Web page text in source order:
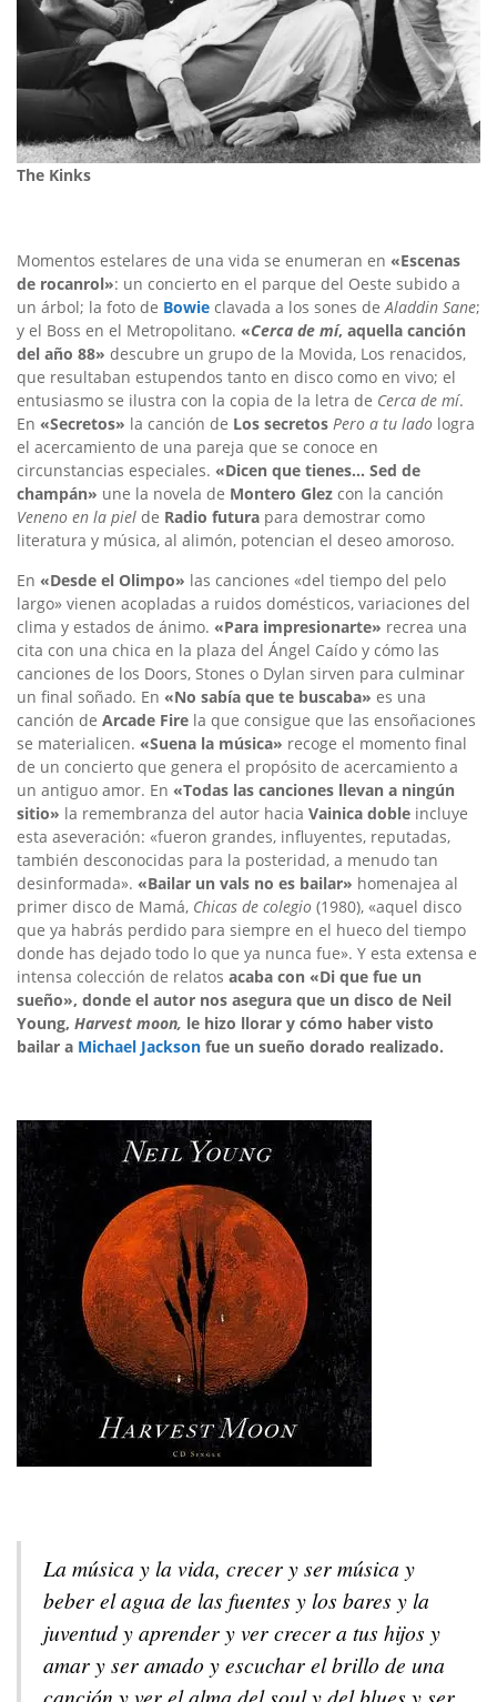
The Kinks
Momentos estelares de una vida se enumeran en «Escenas
de rocanrol»: un concierto en el parque del Oeste subido a
un árbol; la foto de Bowie clavada a los sones deAladdin Sane;
y el Boss en el Metropolitano. «Cerca de mí, aquella canción
del año 88» descubre un grupo de la Movida, Los renacidos,
que resultaban estupendos tanto en disco como en vivo; el
entusiasmo se ilustra con la copia de la letra de Cerca de mí.
En «Secretos» la canción de Los secretos Pero a tu lado logra
el acercamiento de una pareja que se conoce en
circunstancias especiales. «Dicen que tienes… Sed de
champán» une la novela de Montero Glez con la canción
Veneno en la piel de Radio futura para demostrar como
literatura y música, al alimón, potencian el deseo amoroso.
En «Desde el Olimpo» las canciones «del tiempo del pelo
largo» vienen acopladas a ruidos domésticos, variaciones del
clima y estados de ánimo. «Para impresionarte» recrea una
cita con una chica en la plaza del Ángel Caído y cómo las
canciones de los Doors, Stones o Dylan sirven para culminar
un final soñado. En «No sabía que te buscaba» es una
canción de Arcade Fire la que consigue que las ensoñaciones
se materialicen. «Suena la música» recoge el momento final
de un concierto que genera el propósito de acercamiento a
un antiguo amor. En «Todas las canciones llevan a ningún
sitio» la remembranza del autor hacia Vainica doble incluye
esta aseveración: «fueron grandes, influyentes, reputadas,
también desconocidas para la posteridad, a menudo tan
desinformada». «Bailar un vals no es bailar» homenajea al
primer disco de Mamá, Chicas de colegio (1980), «aquel disco
que ya habrás perdido para siempre en el hueco del tiempo
donde has dejado todo lo que ya nunca fue». Y esta extensa e
intensa colección de relatos acaba con «Di que fue un
sueño», donde el autor nos asegura que un disco de Neil
Young, Harvest moon, le hizo llorar y cómo haber visto
bailar a Michael Jackson fue un sueño dorado realizado.
La música y la vida, crecer y ser música y
beber el agua de las fuentes y los bares y la
juventud y aprender y ver crecer a tus hijos y
amar y ser amado y escuchar el brillo de una